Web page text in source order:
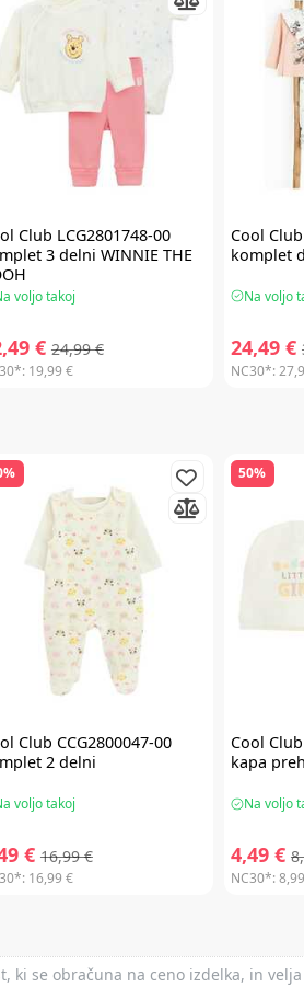
Club LCG2801748-00
3 delni WINNIE THE
voljo takoj
€ 24,99 €
19,99 €
Cool Club
komplet
Na voljo
24,49 €
NC30*:
Club CCG2800047-00
2 delni
voljo takoj
€ 16,99 €
16,99 €
50%
Cool Club
kapa
Na voljo
4,49 €
NC30*:
ki se obračuna na ceno izdelka, in